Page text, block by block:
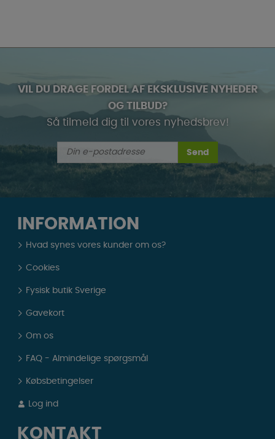
VIL DU DRAGE FORDEL AF EKSKLUSIVE NYHEDER
OG TILBUD?
Så tilmeld dig til vores nyhedsbrev!
Send
INFORMATION
Hvad synes vores kunder om os?
Cookies
Fysisk butik Sverige
Gavekort
Om os
FAQ - Almindelige spørgsmål
Købsbetingelser
Log ind
KONTAKT